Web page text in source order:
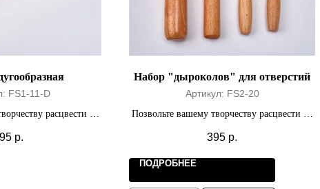
FS1-11-D
расцвести на
р.
Набор "дыроколов" для отверстий
Артикул: FS2-20
Позвольте вашему творчеству расцвести на
395 р.
ПОДРОБНЕЕ